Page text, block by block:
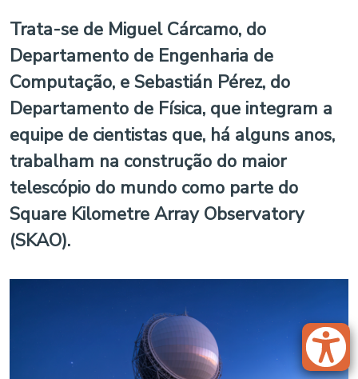
Trata-se de Miguel Cárcamo, do
Departamento de Engenharia de
Computação, e Sebastián Pérez, do
Departamento de Física, que integram a
equipe de cientistas que, há alguns anos,
trabalham na construção do maior
telescópio do mundo como parte do
Square Kilometre Array Observatory
(SKAO).